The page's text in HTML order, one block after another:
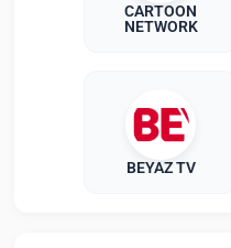
CARTOON
NETWORK
BEYAZ TV